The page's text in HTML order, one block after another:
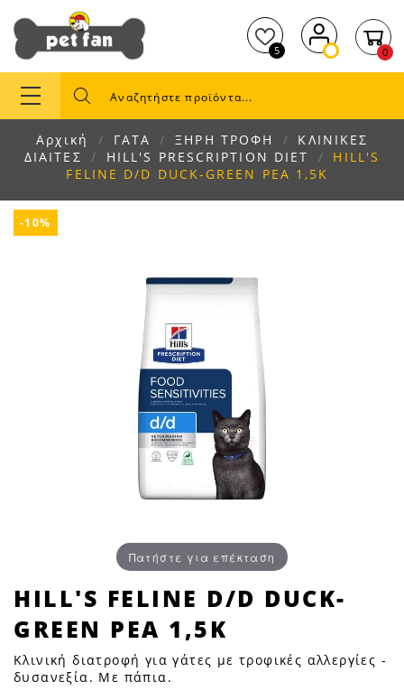
5 0
Αρχική ΓΑΤΑ ΞΗΡΗ ΤΡΟΦΗ
ΚΛΙΝΙΚΕΣ
ΔΙΑΙΤΕΣ
HILL'S PRESCRIPTION DIET
HILL'S
FELINE D/D DUCK-GREEN PEA 1,5K
-10%
Πατήστε για επέκταση
HILL'S
FELINE
D/D
DUCK-
GREEN
HILL'S FELINE D/D DUCK-
GREEN PEA 1,5K
Κλινική διατροφή για γάτες με τροφικές αλλεργίες -
δυσανεξία. Με πάπια.